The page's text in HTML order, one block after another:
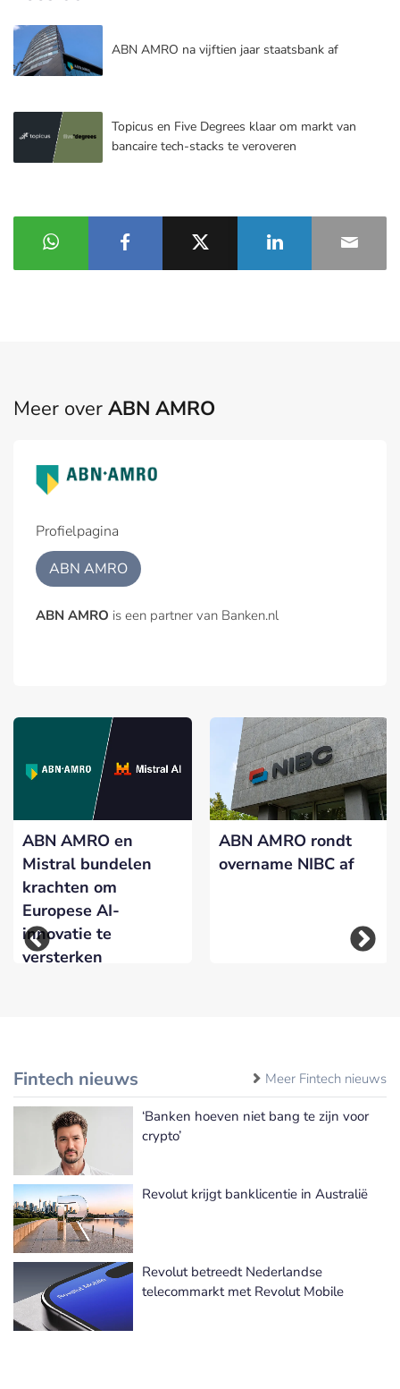
ABN AMRO na vijftien jaar staatsbank af
Topicus en Five Degrees klaar om markt van
bancaire tech-stacks te veroveren
Meer over ABN AMRO
Profielpagina
ABN AMRO
ABN AMRO is een partner van Banken.nl
ABN AMRO en
Mistral bundelen
krachten om
Europese AI-
innovatie te
versterken
ABN AMRO rondt
overname NIBC af
Fintech nieuws Meer Fintech nieuws
‘Banken hoeven niet bang te zijn voor
crypto’
Revolut krijgt banklicentie in Australië
Revolut betreedt Nederlandse
telecommarkt met Revolut Mobile